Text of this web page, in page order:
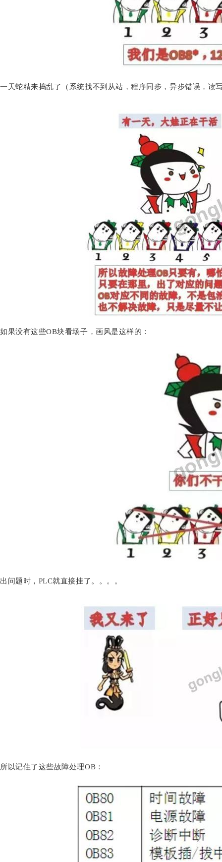
一天蛇精来捣乱了（系统找不到从站，程序同步，异步错误，读
如果没有这些OB块看场子，画风是这样的：
出问题时，PLC就直接挂了。。。。
所以记住了这些故障处理OB：